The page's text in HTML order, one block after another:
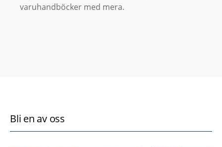
varuhandböcker med mera.
Bli en av oss